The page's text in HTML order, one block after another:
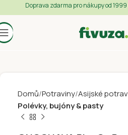
Domů Potraviny Asijské
Polévky, bujóny & pasty
Doprava zdarma pro nákupy od 1999